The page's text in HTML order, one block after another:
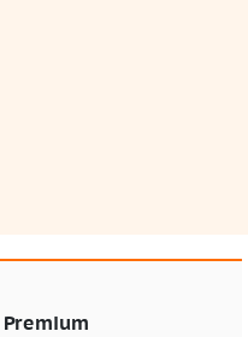
Premium